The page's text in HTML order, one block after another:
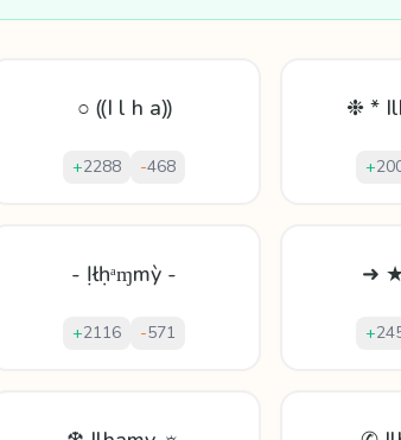
○ ⸨I l h a⸩
+2288 -468
❉ *
+
- Ịłḥᵃɱmỳ -
+2116 -571
➜
+